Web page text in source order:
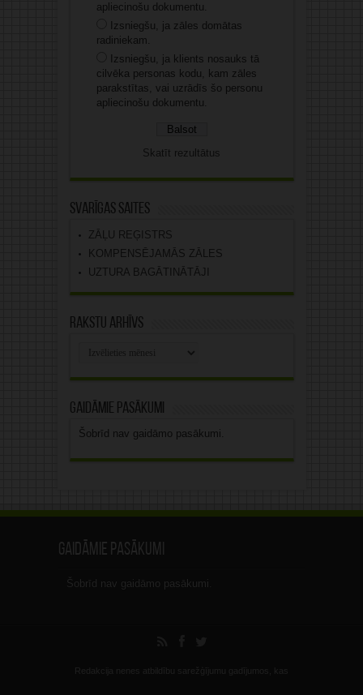
apliecinošu dokumentu.
Izsniegšu, ja zāles domātas
radiniekam.
Izsniegšu, ja klients nosauks tā
cilvēka personas kodu, kam zāles
parakstītas, vai uzrādīs šo personu
apliecinošu dokumentu.
Skatīt rezultātus
Svarīgas saites
ZĀĻU REĢISTRS
KOMPENSĒJAMĀS ZĀLES
UZTURA BAGĀTINĀTĀJI
Rakstu arhīvs
Gaidāmie pasākumi
Šobrīd nav gaidāmo pasākumi.
Gaidāmie pasākumi
Šobrīd nav gaidāmo pasākumi.